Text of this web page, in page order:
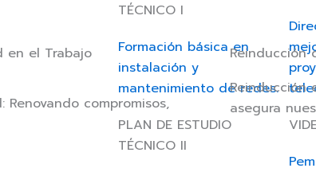
TÉCNICO I
Formación básica en
instalación y
mantenimiento de redes.
PLAN DE ESTUDIO
TÉCNICO II
en el Trabajo
compromisos,
Reinducción
Reinducción
asegura